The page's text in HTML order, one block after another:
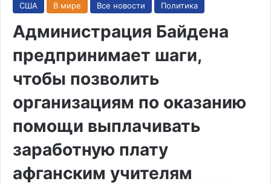
США В мире Все новости Политика
Администрация Байдена
предпринимает шаги,
чтобы позволить
организациям по оказанию
помощи выплачивать
заработную плату
афганским учителям